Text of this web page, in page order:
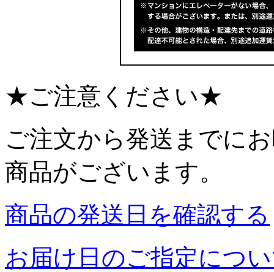
★ご注意ください★
ご注文から発送までに
商品がございます。
商品の発送日を確認する
お届け日のご指定につ